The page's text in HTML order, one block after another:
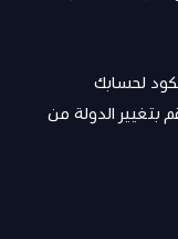
بتغيير الدولة من